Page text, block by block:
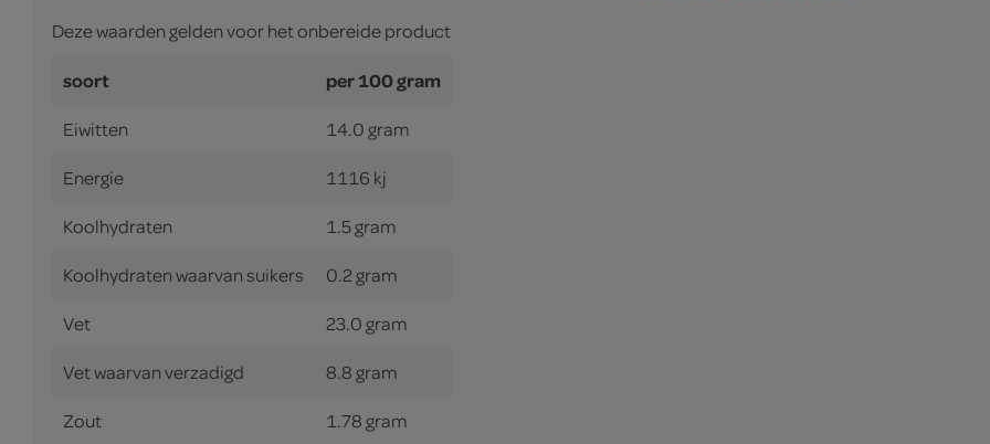
Deze waarden gelden voor het onbereide product
soort per 100 gram
Eiwitten 14.0 gram
Energie 1116 kj
Koolhydraten 1.5 gram
Koolhydraten waarvan suikers 0.2 gram
Vet 23.0 gram
Vet waarvan verzadigd 8.8 gram
Zout 1.78 gram